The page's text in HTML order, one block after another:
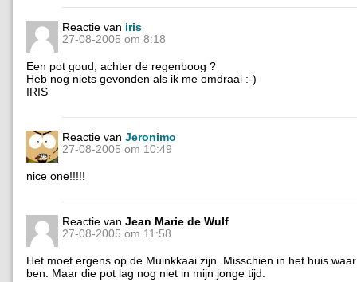
Reactie van iris
27-08-2005 om 8:18
Een pot goud, achter de regenboog ?
Heb nog niets gevonden als ik me omdraai :-)
IRIS
Reactie van Jeronimo
27-08-2005 om 10:49
nice one!!!!!
Reactie van Jean Marie de Wulf
27-08-2005 om 11:58
Het moet ergens op de Muinkkaai zijn. Misschien in het huis
ben. Maar die pot lag nog niet in mijn jonge tijd.